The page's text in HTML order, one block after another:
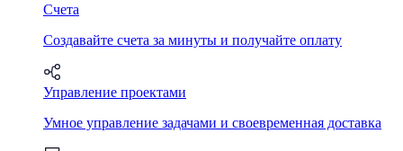
Счета
Создавайте счета за минуты и получайте оплату
Управление проектами
Умное управление задачами и своевременная доставка